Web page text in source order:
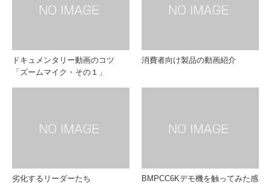
ドキュメンタリー動画のコツ
「ズームマイク・その１」
消費者向け製品の動画紹介
劣化するリーダーたち
BMPCC6Kデモ機を触ってみた感